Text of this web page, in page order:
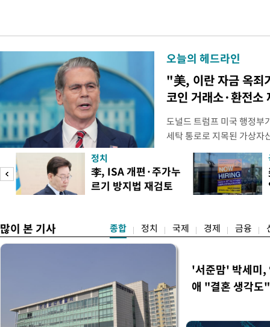
오늘의 헤드라인
"美, 이란 자금 옥죄
코인 거래소·환전소
도널드 트럼프 미국 행정부
세탁 통로로 지목된 가상자
무더기 제재했다. 미 재무
이란혁명수비대(IRGC) 자
래소와, 이란의 해외 석유
트워크를 각각 제재한다고
정치
李, ISA 개편·주가누
르기 방지법 재검토
많이 본 기사 종합 정치 국제 경제 금융
'서준맘' 박세미,
애 "결혼 생각도"